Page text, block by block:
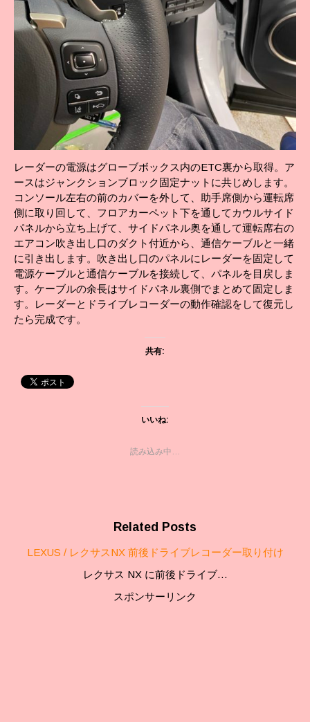
レーダーの電源はグローブボックス内のETC裏から取得。ア
ースはジャンクションブロック固定ナットに共じめします。
コンソール左右の前のカバーを外して、助手席側から運転席
側に取り回して、フロアカーペット下を通してカウルサイド
パネルから立ち上げて、サイドパネル奥を通して運転席右の
エアコン吹き出し口のダクト付近から、通信ケーブルと一緒
に引き出します。吹き出し口のパネルにレーダーを固定して
電源ケーブルと通信ケーブルを接続して、パネルを目戻しま
す。ケーブルの余長はサイドパネル裏側でまとめて固定しま
す。レーダーとドライブレコーダーの動作確認をして復元し
たら完成です。
共有:
いいね:
読み込み中…
Related Posts
LEXUS / レクサスNX 前後ドライブレコーダー取り付け
レクサス NX に前後ドライブ…
スポンサーリンク